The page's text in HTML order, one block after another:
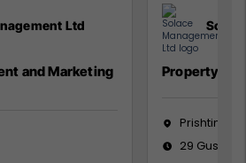
Ltd
and Marketing
Property
Prishtinë
29 Gusht